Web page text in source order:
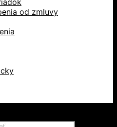
od zmluvy